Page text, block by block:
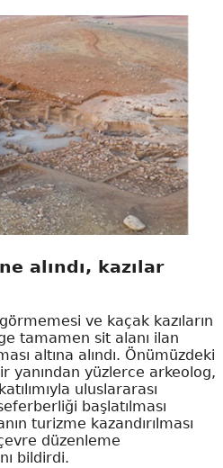
alındı, kazılar
ve kaçak kazıların
tamamen sit alanı ilan
altına alındı. Önümüzdeki
yanından yüzlerce arkeolog,
uluslararası
başlatılması
turizme kazandırılması
düzenleme
bildirdi.